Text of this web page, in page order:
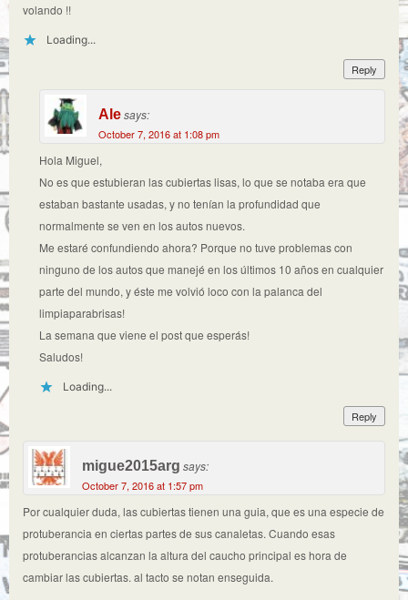
volando !!
Loading...
Reply
Alesays:
October 7, 2016 at 1:08 pm
Hola Miguel,
No es que estubieran las cubiertas lisas, lo que se notaba era que
estaban bastante usadas, y no tenían la profundidad que
normalmente se ven en los autos nuevos.
Me estaré confundiendo ahora? Porque no tuve problemas con
ninguno de los autos que manejé en los últimos 10 años en cualquier
parte del mundo, y éste me volvió loco con la palanca del
limpiaparabrisas!
La semana que viene el post que esperás!
Saludos!
Loading...
Reply
migue2015arg says:
October 7, 2016 at 1:57 pm
Por cualquier duda, las cubiertas tienen una guia, que es una especie de
protuberancia en ciertas partes de sus canaletas. Cuando esas
protuberancias alcanzan la altura del caucho principal es hora de
cambiar las cubiertas. al tacto se notan enseguida.